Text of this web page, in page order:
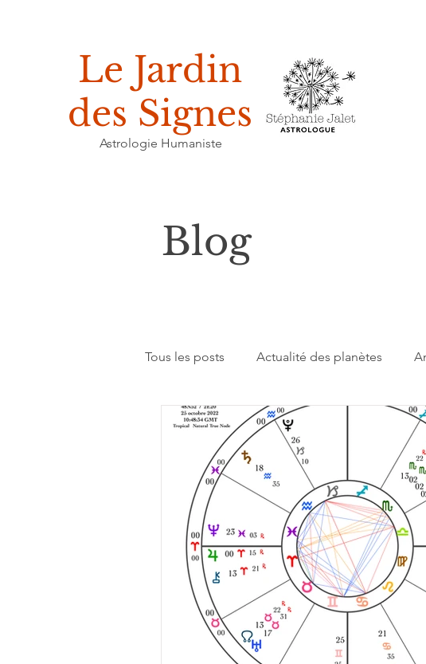
Le Jardin
des Signes
Astrologie Humaniste
Blog
Tous les posts Actualité des planètes
Enseignements
Réflexion sur la pratique astrologi
Rencontrons-nous Pistes